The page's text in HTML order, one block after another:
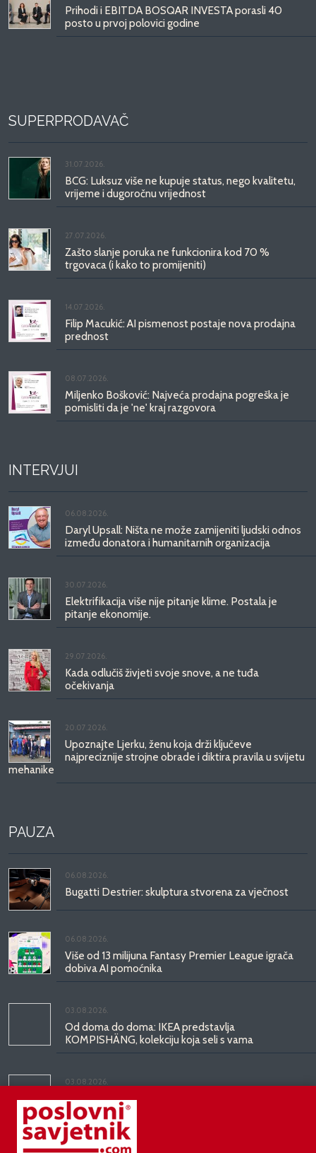
Prihodi i EBITDA BOSQAR INVESTA porasli 40
posto u prvoj polovici godine
SUPERPRODAVAČ
31.07.2026.
BCG: Luksuz više ne kupuje status, nego kvalitetu,
vrijeme i dugoročnu vrijednost
27.07.2026.
Zašto slanje poruka ne funkcionira kod 70 %
trgovaca (i kako to promijeniti)
14.07.2026.
Filip Macukić: AI pismenost postaje nova prodajna
prednost
08.07.2026.
Miljenko Bošković: Najveća prodajna pogreška je
pomisliti da je 'ne' kraj razgovora
INTERVJUI
06.08.2026.
Daryl Upsall: Ništa ne može zamijeniti ljudski odnos
između donatora i humanitarnih organizacija
30.07.2026.
Elektrifikacija više nije pitanje klime. Postala je
pitanje ekonomije.
29.07.2026.
Kada odlučiš živjeti svoje snove, a ne tuđa
očekivanja
20.07.2026.
Upoznajte Ljerku, ženu koja drži ključeve
najpreciznije strojne obrade i diktira pravila u svijetu
mehanike
PAUZA
06.08.2026.
Bugatti Destrier: skulptura stvorena za vječnost
06.08.2026.
Više od 13 milijuna Fantasy Premier League igrača
dobiva AI pomoćnika
03.08.2026.
Od doma do doma: IKEA predstavlja
KOMPISHÄNG, kolekciju koja seli s vama
03.08.2026.
Kineski BYD predstavio luksuznu limuzinu veću od
Mercedesove S-klase, obećava domet do 1.000
kilometara